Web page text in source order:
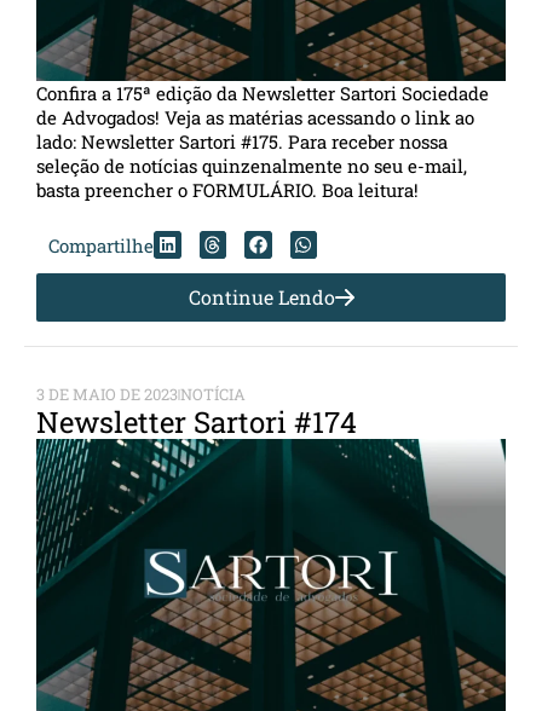
Confira a 175ª edição da Newsletter Sartori Sociedade
de Advogados! Veja as matérias acessando o link ao
lado: Newsletter Sartori #175. Para receber nossa
seleção de notícias quinzenalmente no seu e-mail,
basta preencher o FORMULÁRIO. Boa leitura!
Compartilhe
Continue Lendo
3 DE MAIO DE 2023NOTÍCIA
Newsletter Sartori #174